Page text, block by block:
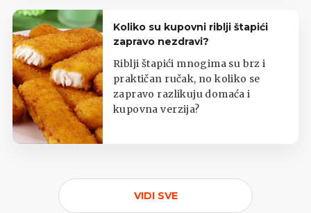
Koliko su kupovni riblji štapići
zapravo nezdravi?
Riblji štapići mnogima su brz i
praktičan ručak, no koliko se
zapravo razlikuju domaća i
kupovna verzija?
VIDI SVE